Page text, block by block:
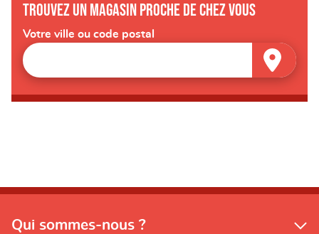
Trouvez un magasin proche de chez vous
Votre ville ou code postal
Qui sommes-nous ?